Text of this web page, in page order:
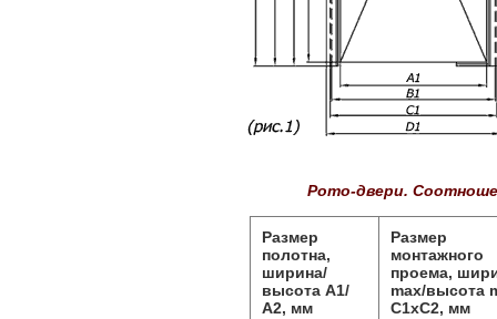
Рото-двери.
Размер
полотна,
ширина/
высота А1/
А2, мм
Размер
монтажного
проема,
max/высота
C1xC2, мм